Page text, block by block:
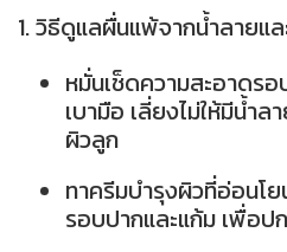
1. วิธีดูแลผื่นแพ้จากน้ำลายแ
หมั่นเช็ดความสะอาดร
เบามือ เลี่ยงไม่ให้มีน้ำ
ผิวลูก
ทาครีมบำรุงผิวที่อ่อนโ
รอบปากและแก้ม เพื่อป